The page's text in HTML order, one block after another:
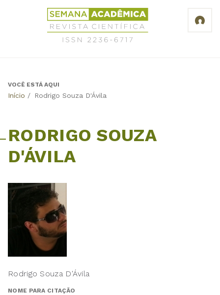
Revista
Científica
Semana
6717
Back
VOCÊ ESTÁ AQUI
Início / Rodrigo Souza D'Ávila
RODRIGO SOUZA
D'ÁVILA
Rodrigo Souza D'Ávila
NOME PARA CITAÇÃO